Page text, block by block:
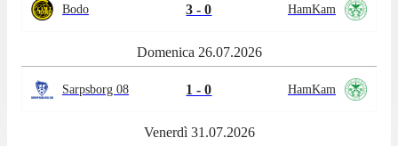
Bodo 3 - 0 HamKam
Domenica 26.07.2026
Sarpsborg 08 1 - 0 HamKam
Venerdì 31.07.2026